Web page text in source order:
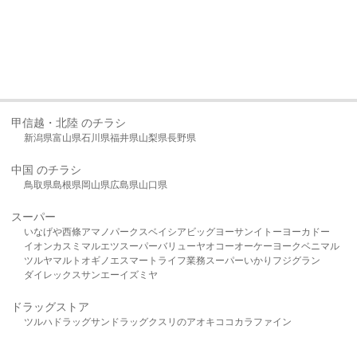
甲信越・北陸 のチラシ
新潟県富山県石川県福井県山梨県長野県
中国 のチラシ
鳥取県島根県岡山県広島県山口県
スーパー
いなげや西條アマノパークスベイシア ビッグヨーサンイトーヨーカドー
イオンカスミ マルエツスーパーバリューヤオコーオーケー ヨークベニマル
ツルヤマルト オギノ エスマート ライフ業務スーパーいかり フジグラン
ダイレックスサンエーイズミヤ
ドラッグストア
ツルハドラッグサンドラッグクスリのアオキ ココカラファイン